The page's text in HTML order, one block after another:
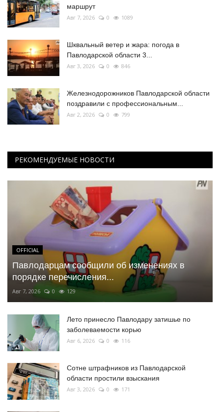
маршрут
Авг 7, 2026 0 1089
Шквальный ветер и жара: погода в
Павлодарской области 3...
Авг 3, 2026 0 846
Железнодорожников Павлодарской области
поздравили с профессиональным...
Авг 2, 2026 0 799
РЕКОМЕНДУЕМЫЕ НОВОСТИ
OFFICIAL
Павлодарцам сообщили об изменениях в
порядке перечисления...
Авг 7, 2026 0 129
Лето принесло Павлодару затишье по
заболеваемости корью
Авг 6, 2026 0 116
Сотне штрафников из Павлодарской
области простили взыскания
Авг 3, 2026 0 171